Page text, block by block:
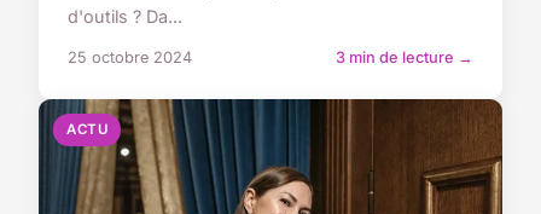
d'outils ? Da...
25 octobre 2024 3 min de lecture →
ACTU